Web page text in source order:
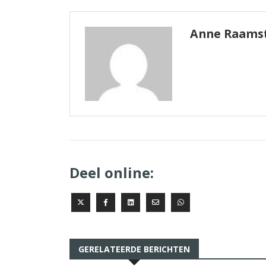
Anne
Deel online:
GERELATEERDE BERICHTEN